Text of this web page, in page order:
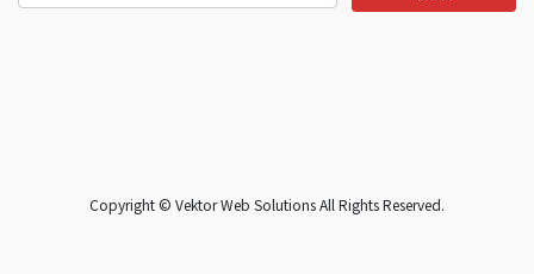
Copyright © Vektor Web Solutions All Rights Reserved.